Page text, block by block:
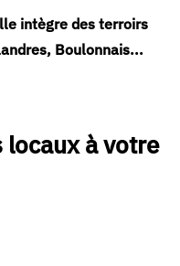
intègre des terroirs
Boulonnais...
à votre